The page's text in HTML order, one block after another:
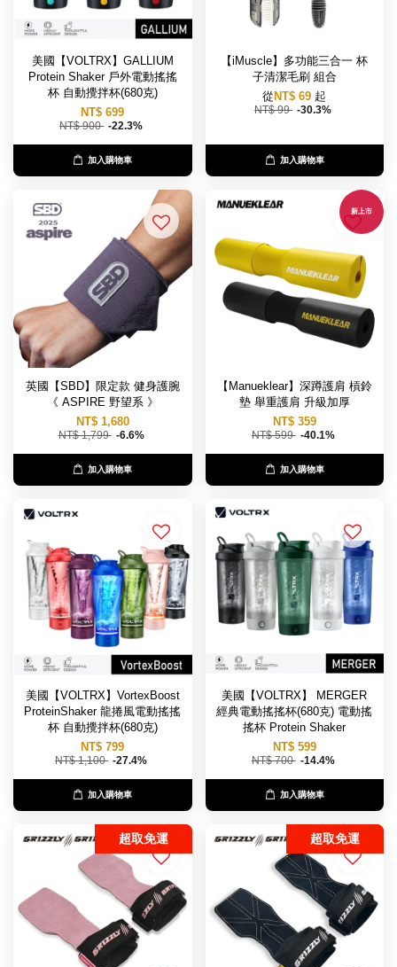
美國【VOLTRX】GALLIUM
Protein Shaker 戶外電動搖搖
杯 自動攪拌杯(680克)
NT$ 699
NT$ 900 -22.3%
加入購物車
【iMuscle】多功能三合一 杯
子清潔毛刷 組合
從 NT$ 69 起
NT$ 99 -30.3%
加入購物車
英國【SBD】限定款 健身護腕
《 ASPIRE 野望系 》
NT$ 1,680
NT$ 1,799 -6.6%
加入購物車
新上市
【Manueklear】深蹲護肩 槓鈴
墊 舉重護肩 升級加厚
NT$ 359
NT$ 599 -40.1%
加入購物車
美國【VOLTRX】VortexBoost
ProteinShaker 龍捲風電動搖搖
杯 自動攪拌杯(680克)
NT$ 799
NT$ 1,100 -27.4%
加入購物車
美國【VOLTRX】 MERGER
經典電動搖搖杯(680克) 電動搖
搖杯 Protein Shaker
NT$ 599
NT$ 700 -14.4%
加入購物車
超取免運 超取免運